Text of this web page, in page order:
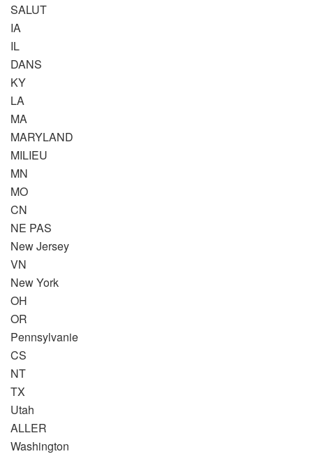
SALUT
IA
IL
DANS
KY
LA
MA
MARYLAND
MILIEU
MN
MO
CN
NE PAS
New Jersey
VN
New York
OH
OR
Pennsylvanie
CS
NT
TX
Utah
ALLER
Washington